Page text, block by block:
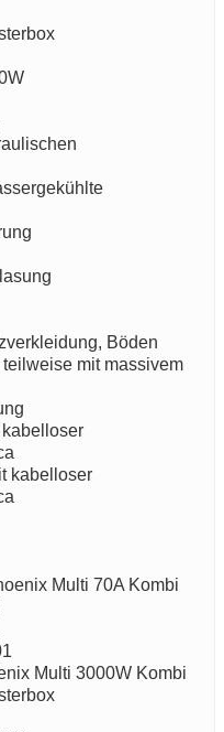
Böden
mit massivem
kabelloser
Multi 70A Kombi
Multi 3000W Kombi